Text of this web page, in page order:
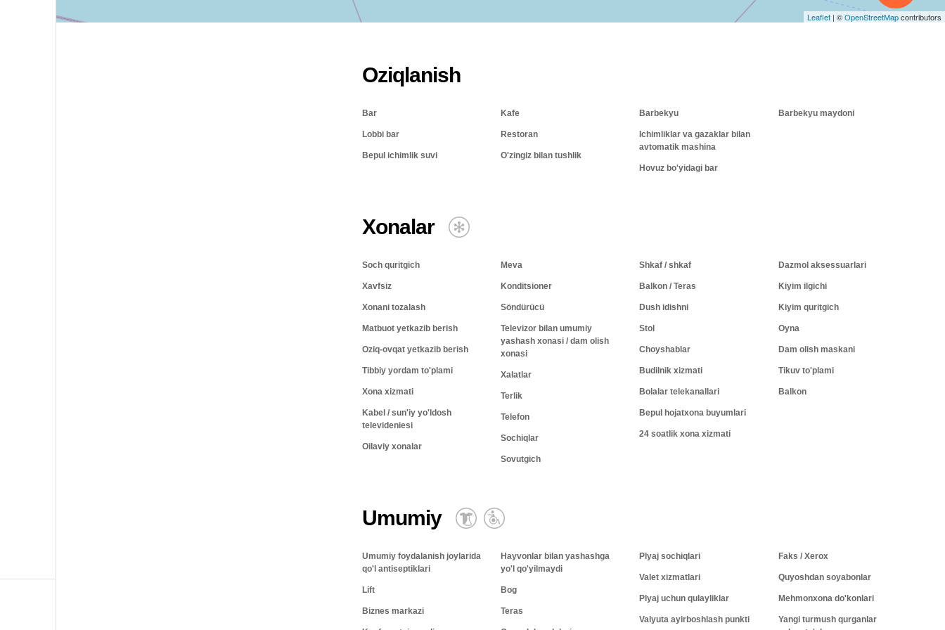
Leaflet | ©OpenStreetMapcontributors
Oziqlanish
Bar
Lobbi bar
Bepul ichimlik suvi
Kafe
Restoran
O'zingiz bilan tushlik
Barbekyu
Ichimliklar va gazaklar bilan
avtomatik mashina
Hovuz bo'yidagi bar
Barbekyu maydoni
Xonalar
Soch quritgich
Xavfsiz
Xonani tozalash
Matbuot yetkazib berish
Oziq-ovqat yetkazib berish
Tibbiy yordam to'plami
Xona xizmati
Kabel / sun'iy yo'ldosh
televideniesi
Oilaviy xonalar
Meva
Konditsioner
Söndürücü
Televizor bilan umumiy
yashash xonasi / dam olish
xonasi
Xalatlar
Terlik
Telefon
Sochiqlar
Sovutgich
Shkaf / shkaf
Balkon / Teras
Dush idishni
Stol
Choyshablar
Budilnik xizmati
Bolalar telekanallari
Bepul hojatxona buyumlari
24 soatlik xona xizmati
Dazmol aksessuarlari
Kiyim ilgichi
Kiyim quritgich
Oyna
Dam olish maskani
Tikuv to'plami
Balkon
Umumiy
Umumiy foydalanish joylarida
qo'l antiseptiklari
Lift
Biznes markazi
Hayvonlar bilan yashashga
yo'l qo'yilmaydi
Bog
Teras
Plyaj sochiqlari
Valet xizmatlari
Plyaj uchun qulayliklar
Valyuta ayirboshlash punkti
Faks / Xerox
Quyoshdan soyabonlar
Mehmonxona do'konlari
Yangi turmush qurganlar